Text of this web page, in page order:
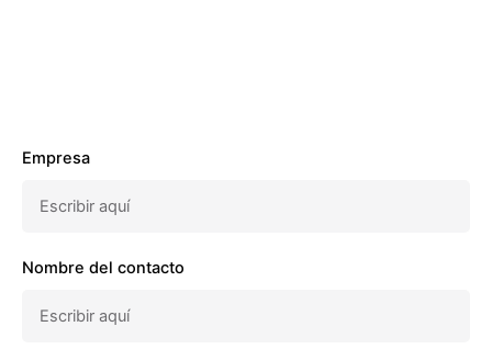
Empresa
Nombre del contacto